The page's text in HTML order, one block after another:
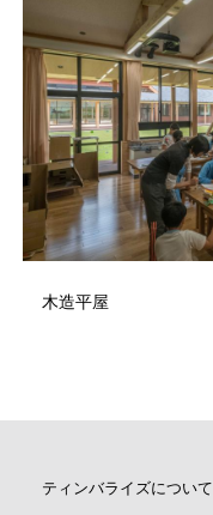
木造平屋
ティンバライズについて